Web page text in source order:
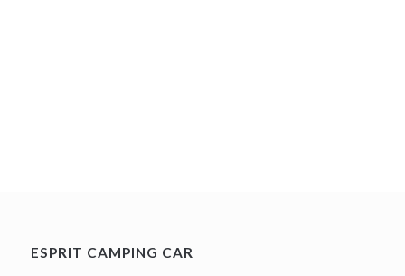
ESPRIT CAMPING CAR